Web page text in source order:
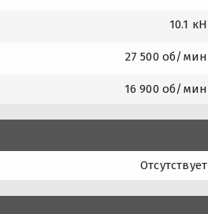
10.1 кН
27 500 об/мин
16 900 об/мин
Отсутствует